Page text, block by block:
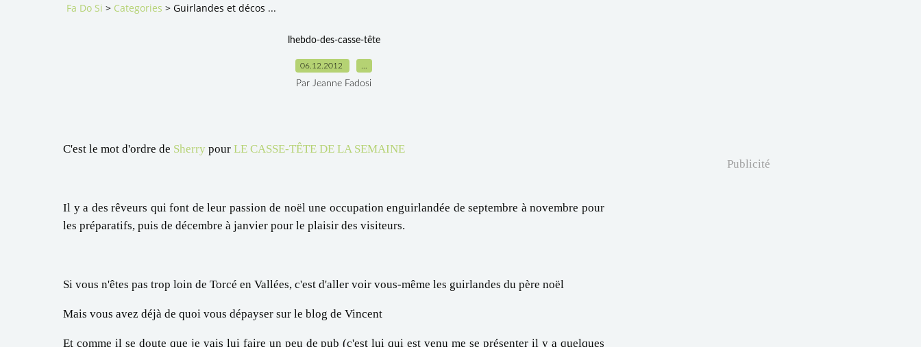
Fa Do Si > Categories > Guirlandes et décos ...
lhebdo-des-casse-tête
06.12.2012
Par Jeanne Fadosi
C'est le mot d'ordre de Sherry pour LE CASSE-TÊTE DE LA SEMAINE
Il y a des rêveurs qui font de leur passion de noël une occupation enguirlandée de septembre à novembre pour
les préparatifs, puis de décembre à janvier pour le plaisir des visiteurs.
Si vous n'êtes pas trop loin de Torcé en Vallées, c'est d'aller voir vous-même les guirlandes du père noël
Mais vous avez déjà de quoi vous dépayser sur le blog de Vincent
Et comme il se doute que je vais lui faire un peu de pub (c'est lui qui est venu me se présenter il y a quelques
Publicité